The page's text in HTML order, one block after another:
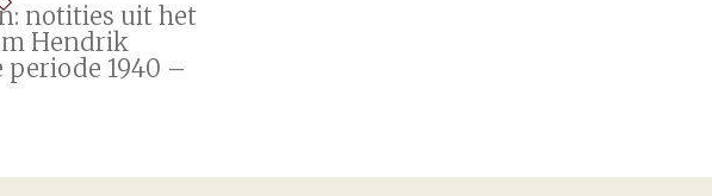
notities uit het
Hendrik
1940 –